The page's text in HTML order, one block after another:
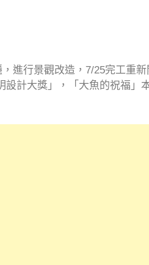
進行景觀改造，7/25完工重
計大獎」，「大魚的祝福」